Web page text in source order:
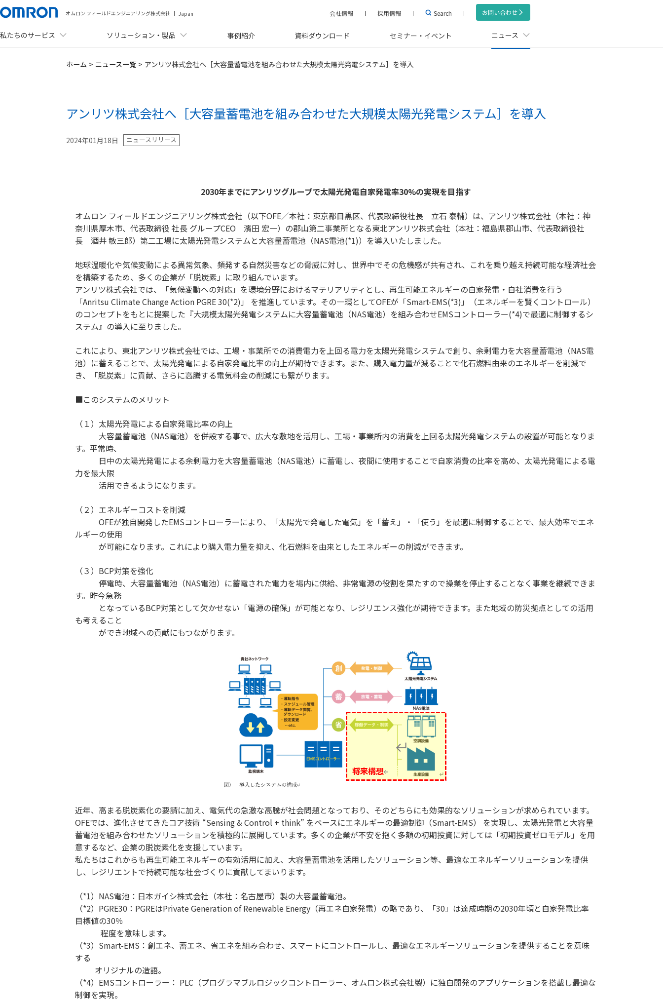
オムロン フィールドエンジニアリング株式会社 Japan 会社情報 採用情報 Search お問い合わせ
私たちのサービス ソリューション・製品 事例紹介 資料ダウンロード セミナー・イベント ニュース
メニュー
私たちのサービス
事例紹介
資料ダウンロード
会社情報
採用情報
お問い合わせ
Search
ホーム > ニュース一覧 > アンリツ株式会社へ［大容量蓄電池を組み合わせた大規模太陽光発電システム］を導入
アンリツ株式会社へ［大容量蓄電池を組み合わせた大規模太陽光発電システム］を導入
2024年01月18日 ニュースリリース
2030年までにアンリツグループで太陽光発電自家発電率30%の実現を目指す
オムロン フィールドエンジニアリング株式会社（以下OFE／本社：東京都目黒区、代表取締役社長 立石 泰輔）は、アンリツ株式会社（本社：神
奈川県厚木市、代表取締役 社長 グループCEO 濱田 宏一）の郡山第二事業所となる東北アンリツ株式会社（本社：福島県郡山市、代表取締役社
長 酒井 敏三郎）第二工場に太陽光発電システムと大容量蓄電池（NAS電池(*1)）を導入いたしました。
地球温暖化や気候変動による異常気象、頻発する自然災害などの脅威に対し、世界中でその危機感が共有され、これを乗り越え持続可能な経済社会
を構築するため、多くの企業が「脱炭素」に取り組んでいます。
アンリツ株式会社では、「気候変動への対応」を環境分野におけるマテリアリティとし、再生可能エネルギーの自家発電・自社消費を行う
「Anritsu Climate Change Action PGRE 30(*2)」 を推進しています。その一環としてOFEが「Smart-EMS(*3)」（エネルギーを賢くコントロール）
のコンセプトをもとに提案した『大規模太陽光発電システムに大容量蓄電池（NAS電池）を組み合わせEMSコントローラー(*4)で最適に制御するシ
ステム』の導入に至りました。
これにより、東北アンリツ株式会社では、工場・事業所での消費電力を上回る電力を太陽光発電システムで創り、余剰電力を大容量蓄電池（NAS電
池）に蓄えることで、太陽光発電による自家発電比率の向上が期待できます。また、購入電力量が減ることで化石燃料由来のエネルギーを削減で
き、「脱炭素」に貢献、さらに高騰する電気料金の削減にも繋がります。
■このシステムのメリット
（１）太陽光発電による自家発電比率の向上
大容量蓄電池（NAS電池）を併設する事で、広大な敷地を活用し、工場・事業所内の消費を上回る太陽光発電システムの設置が可能となりま
す。平常時、
日中の太陽光発電による余剰電力を大容量蓄電池（NAS電池）に蓄電し、夜間に使用することで自家消費の比率を高め、太陽光発電による電
力を最大限
活用できるようになります。
（２）エネルギーコストを削減
OFEが独自開発したEMSコントローラーにより、「太陽光で発電した電気」を「蓄え」・「使う」を最適に制御することで、最大効率でエネ
ルギーの使用
が可能になります。これにより購入電力量を抑え、化石燃料を由来としたエネルギーの削減ができます。
（３）BCP対策を強化
停電時、大容量蓄電池（NAS電池）に蓄電された電力を場内に供給、非常電源の役割を果たすので操業を停止することなく事業を継続できま
す。昨今急務
となっているBCP対策として欠かせない「電源の確保」が可能となり、レジリエンス強化が期待できます。また地域の防災拠点としての活用
も考えること
ができ地域への貢献にもつながります。
近年、高まる脱炭素化の要請に加え、電気代の急激な高騰が社会問題となっており、そのどちらにも効果的なソリューションが求められています。
OFEでは、進化させてきたコア技術 “Sensing & Control + think” をベースにエネルギーの最適制御（Smart-EMS） を実現し、太陽光発電と大容量
蓄電池を組み合わせたソリュ—ションを積極的に展開しています。多くの企業が不安を抱く多額の初期投資に対しては「初期投資ゼロモデル」を用
意するなど、企業の脱炭素化を支援しています。
私たちはこれからも再生可能エネルギーの有効活用に加え、大容量蓄電池を活用したソリューション等、最適なエネルギーソリューションを提供
し、レジリエントで持続可能な社会づくりに貢献してまいります。
（*1）NAS電池：日本ガイシ株式会社（本社：名古屋市）製の大容量蓄電池。
（*2）PGRE30：PGREはPrivate Generation of Renewable Energy（再エネ自家発電）の略であり、「30」は達成時期の2030年頃と自家発電比率
目標値の30％
程度を意味します。
（*3）Smart-EMS：創エネ、蓄エネ、省エネを組み合わせ、スマートにコントロールし、最適なエネルギーソリューションを提供することを意味
する
オリジナルの造語。
（*4）EMSコントローラー： PLC（プログラマブルロジックコントローラー、オムロン株式会社製）に独自開発のアプリケーションを搭載し最適な
制御を実現。